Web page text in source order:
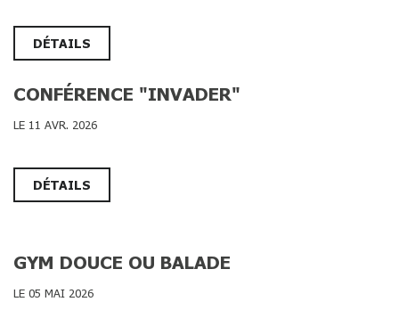
DÉTAILS
CONFÉRENCE "INVADER"
LE 11 AVR. 2026
DÉTAILS
GYM DOUCE OU BALADE
LE 05 MAI 2026